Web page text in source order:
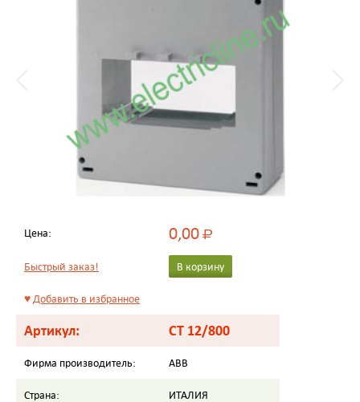
Цена: 0,00Р
Быстрый заказ! В корзину
♥Добавить в избранное
Артикул: CT 12/800
Фирма производитель: ABB
Страна: ИТАЛИЯ